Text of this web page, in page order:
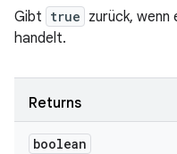
Gibt true zurück, wenn
handelt.
Returns
boolean